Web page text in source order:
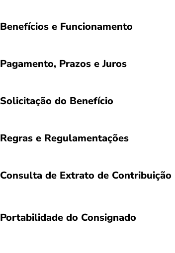
Benefícios e Funcionamento
Pagamento, Prazos e Juros
Solicitação do Benefício
Regras e Regulamentações
Consulta de Extrato de Contribuição
Portabilidade do Consignado